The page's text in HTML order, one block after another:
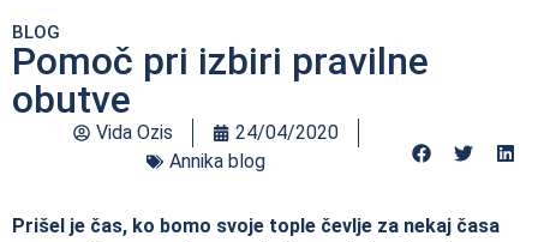
BLOG
Pomoč pri izbiri pravilne
obutve
Vida Ozis
24/04/2020
Annika blog
Prišel je čas, ko bomo svoje tople čevlje za nekaj časa